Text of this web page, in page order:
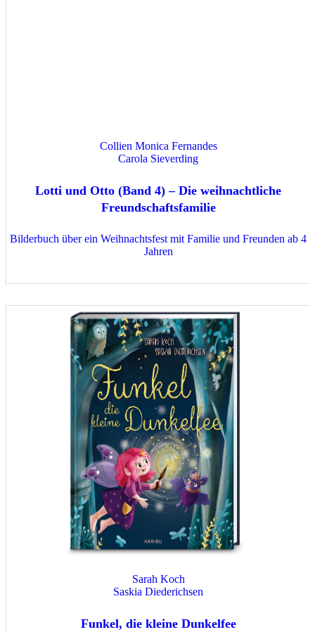
Collien Monica Fernandes
Carola Sieverding
Lotti und Otto (Band 4) – Die weihnachtliche
Freundschaftsfamilie
Bilderbuch über ein Weihnachtsfest mit Familie und Freunden ab 4
Jahren
Sarah Koch
Saskia Diederichsen
Funkel, die kleine Dunkelfee